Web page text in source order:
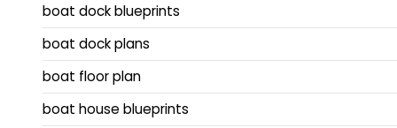
boat dock blueprints
boat dock plans
boat floor plan
boat house blueprints